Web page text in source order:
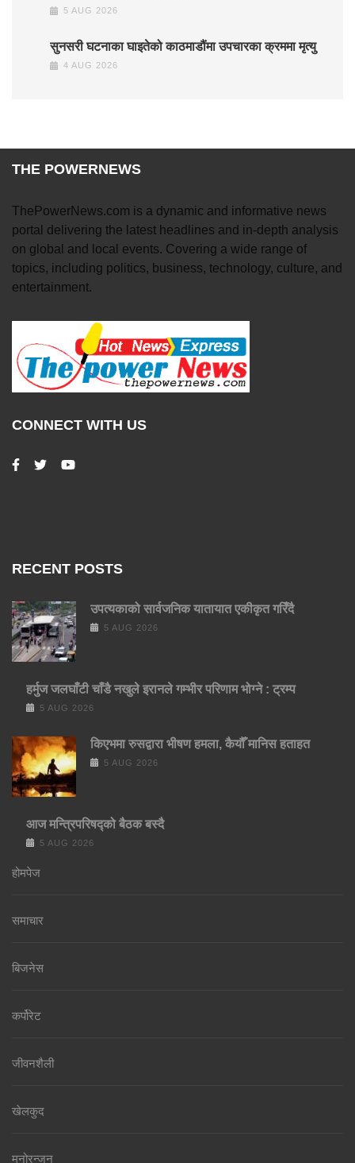
5 AUG 2026
सुनसरी घटनाका घाइतेको काठमाडौंमा उपचारका क्रममा मृत्यु
4 AUG 2026
THE POWERNEWS
ThePowerNews.com is a dynamic and informative news
portal delivering the latest headlines and in-depth analysis
on global and local events. Covering a wide range of
topics, including politics, business, technology, culture, and
entertainment.
CONNECT WITH US
RECENT POSTS
उपत्यकाको सार्वजनिक यातायात एकीकृत गरिँदै
5 AUG 2026
हर्मुज जलघाँटी चाँडै नखुले इरानले गम्भीर परिणाम भोग्ने : ट्रम्प
5 AUG 2026
किएभमा रुसद्वारा भीषण हमला, कैयौँ मानिस हताहत
5 AUG 2026
आज मन्त्रिपरिषद्को बैठक बस्दै
5 AUG 2026
होमपेज
समाचार
बिजनेस
कर्पोरेट
जीवनशैली
खेलकुद
मनोरन्जन